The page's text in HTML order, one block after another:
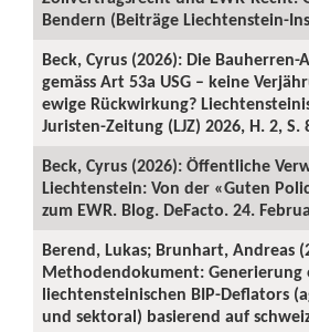
Bendern (Beiträge Liechtenstein-
Beck, Cyrus (2026): Die Bauherren-
gemäss Art 53a USG – keine
ewige Rückwirkung?
Juristen-Zeitung (LJZ) 2026, H. 2, S.
Beck, Cyrus (2026): Öffentliche
Liechtenstein: Von der «Guten
zum EWR. Blog. DeFacto. 24.
Berend, Lukas; Brunhart, Andreas
Methodendokument: Generierung
liechtensteinischen BIP-Deflators
und sektoral) basierend auf